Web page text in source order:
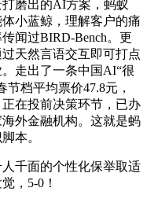
磨出的AI方案，蚂蚁
小蓝鲸，理解客户的痛
闻过BIRD-Bench。更
天然言语交互即可打点
走出了一条中国AI“很
节档平均票价47.8元，
在投前决策环节，已办
外金融机构。这就是蚂
本。
千面的个性化保举取适
，5-0！